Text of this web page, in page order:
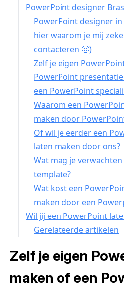
PowerPoint designer
PowerPoint designer in
hier waarom je mij
contacteren 🙂)
Zelf je eigen
PowerPoint
een PowerPoint
Waarom een
maken door
Of wil je eerder een
laten maken door ons?
Wat mag je
template?
Wat kost een
maken door een
Wil jij een PowerPoint
Gerelateerde artikelen
Zelf je eigen
maken of een